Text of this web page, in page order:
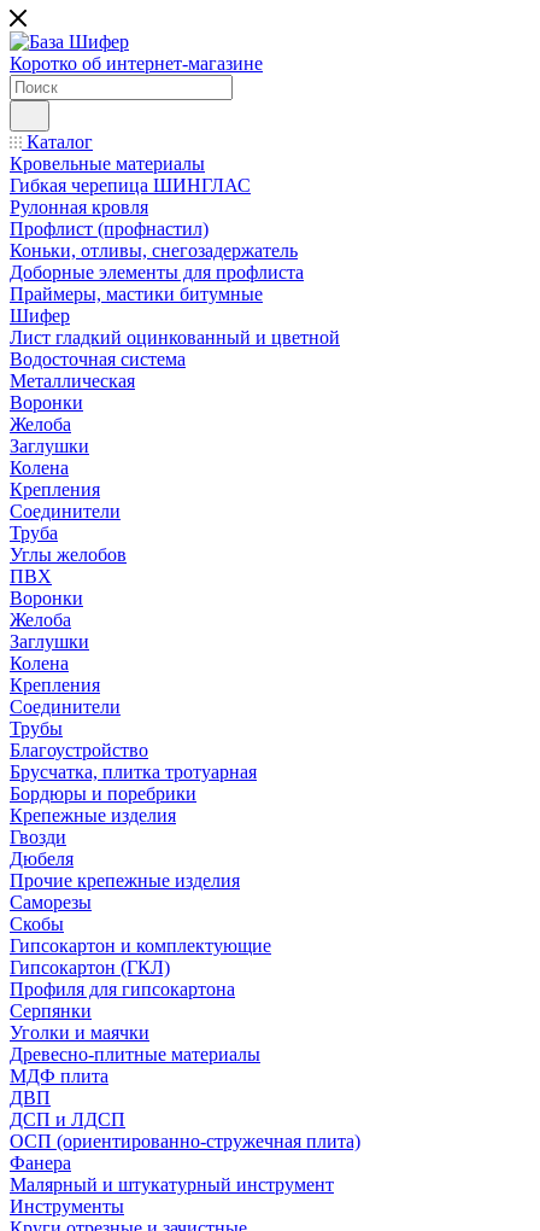
Коротко об интернет-магазине
Каталог
Кровельные материалы
Гибкая черепица ШИНГЛАС
Рулонная кровля
Профлист (профнастил)
Коньки, отливы, снегозадержатель
Доборные элементы для профлиста
Праймеры, мастики битумные
Шифер
Лист гладкий оцинкованный и цветной
Водосточная система
Металлическая
Воронки
Желоба
Заглушки
Колена
Крепления
Соединители
Труба
Углы желобов
ПВХ
Воронки
Желоба
Заглушки
Колена
Крепления
Соединители
Трубы
Благоустройство
Брусчатка, плитка тротуарная
Бордюры и поребрики
Крепежные изделия
Гвозди
Дюбеля
Прочие крепежные изделия
Саморезы
Скобы
Гипсокартон и комплектующие
Гипсокартон (ГКЛ)
Профиля для гипсокартона
Серпянки
Уголки и маячки
Древесно-плитные материалы
МДФ плита
ДВП
ДСП и ЛДСП
ОСП (ориентированно-стружечная плита)
Фанера
Малярный и штукатурный инструмент
Инструменты